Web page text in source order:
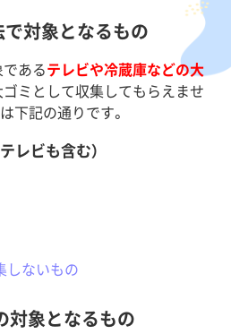
対象となるもの
あるテレビや冷蔵庫などの大
ミとして収集してもらえませ
下記の通りです。
レビも含む）
しないもの
対象となるもの